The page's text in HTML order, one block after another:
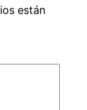
están